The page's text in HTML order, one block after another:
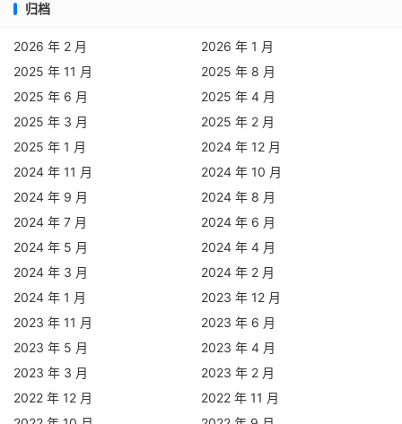
归档
2026 年 2 月
2026 年 1 月
2025 年 11 月
2025 年 8 月
2025 年 6 月
2025 年 4 月
2025 年 3 月
2025 年 2 月
2025 年 1 月
2024 年 12 月
2024 年 11 月
2024 年 10 月
2024 年 9 月
2024 年 8 月
2024 年 7 月
2024 年 6 月
2024 年 5 月
2024 年 4 月
2024 年 3 月
2024 年 2 月
2024 年 1 月
2023 年 12 月
2023 年 11 月
2023 年 6 月
2023 年 5 月
2023 年 4 月
2023 年 3 月
2023 年 2 月
2022 年 12 月
2022 年 11 月